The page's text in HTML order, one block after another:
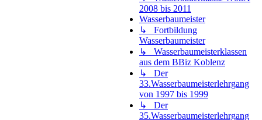
2008 bis 2011
Wasserbaumeister
↳ Fortbildung
Wasserbaumeister
↳ Wasserbaumeisterklassen
aus dem BBiz Koblenz
↳ Der
33.Wasserbaumeisterlehrgang
von 1997 bis 1999
↳ Der
35.Wasserbaumeisterlehrgang